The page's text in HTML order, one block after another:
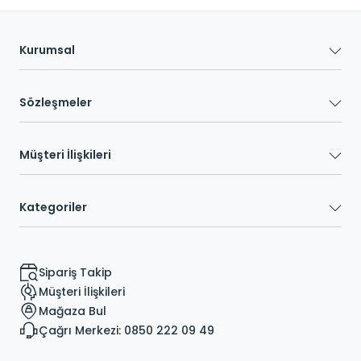
Kurumsal
Sözleşmeler
Müşteri İlişkileri
Kategoriler
Sipariş Takip
Müşteri İlişkileri
Mağaza Bul
Çağrı Merkezi: 0850 222 09 49